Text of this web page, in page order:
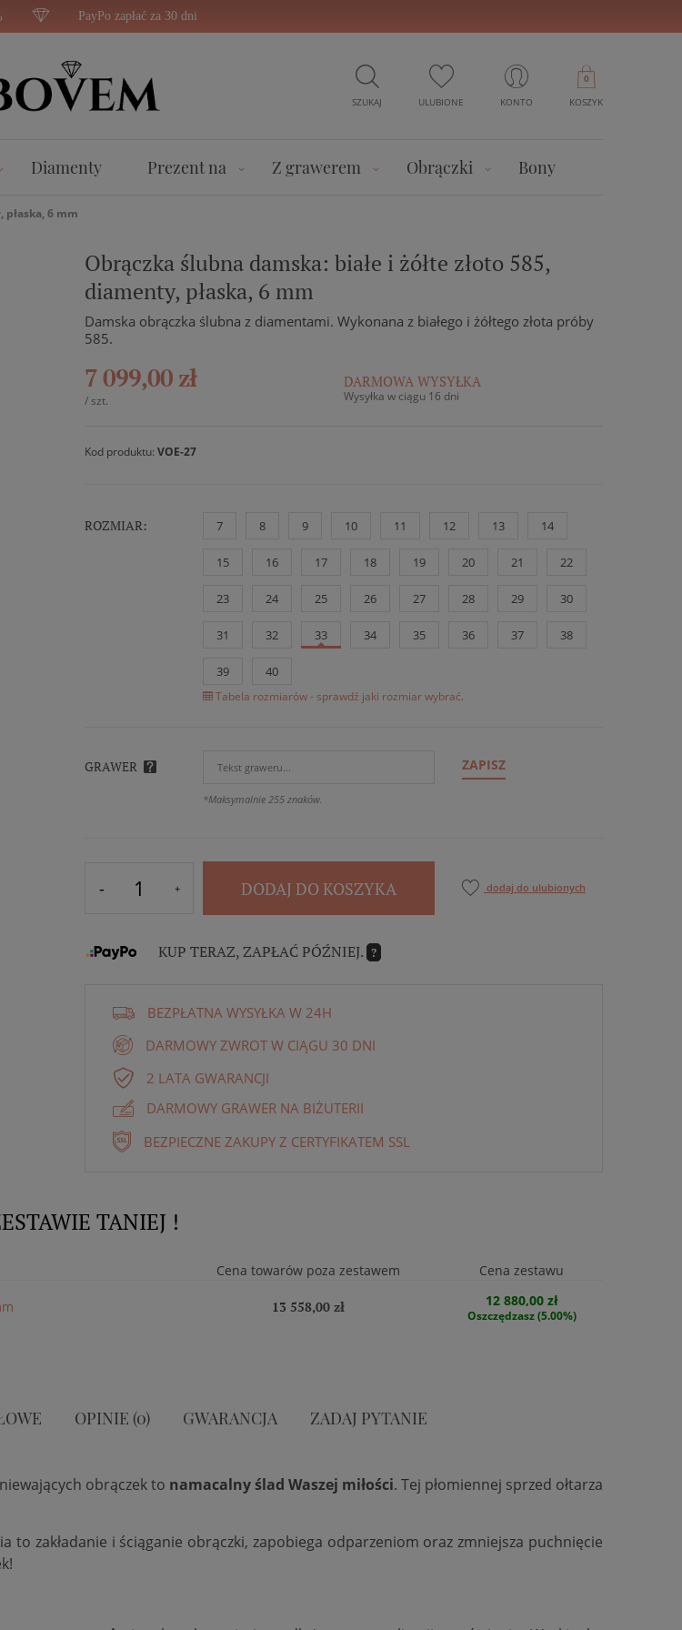
PayPo zapłać za 30 dni
SZUKAJ ULUBIONE KONTO KOSZYK
0
Diamenty Prezent na Z grawerem Obrączki Bony
płaska, 6 mm
Obrączka ślubna damska: białe i żółte złoto 585,
diamenty, płaska, 6 mm
Damska obrączka ślubna z diamentami. Wykonana z białego i żółtego złota próby
585.
7 099,00 zł
/ szt.
DARMOWA WYSYŁKA
Wysyłka w ciągu 16 dni
Kod produktu: VOE-27
ROZMIAR: 7 8 9 10 11 12 13 14
15 16 17 18 19 20 21 22
23 24 25 26 27 28 29 30
31 32 33 34 35 36 37 38
39 40
Tabela rozmiarów - sprawdź jaki rozmiar wybrać.
GRAWER ZAPISZ
*Maksymalnie 255 znaków.
DODAJ DO KOSZYKA dodaj do ulubionych
KUP TERAZ, ZAPŁAĆ PÓŹNIEJ. ?
BEZPŁATNA WYSYŁKA W 24H
DARMOWY ZWROT W CIĄGU 30 DNI
2 LATA GWARANCJI
DARMOWY GRAWER NA BIŻUTERII
BEZPIECZNE ZAKUPY Z CERTYFIKATEM SSL
TANIEJ !
Cena towarów poza zestawem Cena zestawu
13 558,00 zł 12 880,00 zł
Oszczędzasz (5.00%)
OPINIE (0) GWARANCJA ZADAJ PYTANIE
obrączek to namacalny ślad Waszej miłości. Tej płomiennej sprzed ołtarza
to zakładanie i ściąganie obrączki, zapobiega odparzeniom oraz zmniejsza puchnięcie